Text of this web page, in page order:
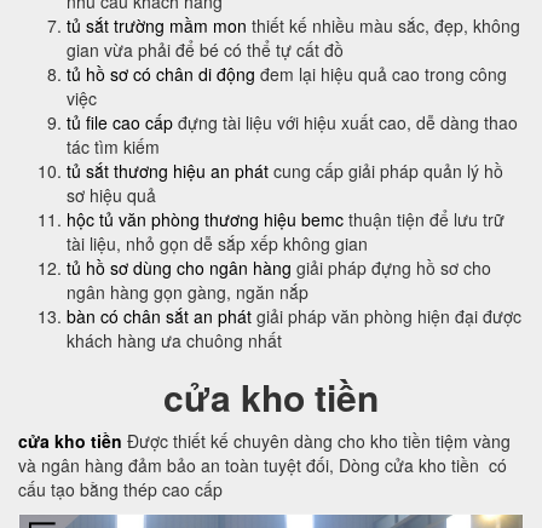
tủ sắt trường mầm mon thiết kế nhiều màu sắc, đẹp, không
gian vừa phải để bé có thể tự cất đồ
tủ hồ sơ có chân di động đem lại hiệu quả cao trong công
việc
tủ file cao cấp đựng tài liệu với hiệu xuất cao, dễ dàng thao
tác tìm kiếm
tủ sắt thương hiệu an phát cung cấp giải pháp quản lý hồ
sơ hiệu quả
hộc tủ văn phòng thương hiệu bemc thuận tiện để lưu trữ
tài liệu, nhỏ gọn dễ sắp xếp không gian
tủ hồ sơ dùng cho ngân hàng giải pháp đựng hồ sơ cho
ngân hàng gọn gàng, ngăn nắp
bàn có chân sắt an phát giải pháp văn phòng hiện đại được
khách hàng ưa chuông nhất
cửa kho tiền
cửa kho tiền Được thiết kế chuyên dàng cho kho tiền tiệm vàng
và ngân hàng đảm bảo an toàn tuyệt đối, Dòng cửa kho tiền có
cấu tạo bằng thép cao cấp